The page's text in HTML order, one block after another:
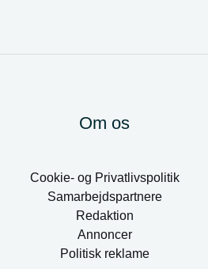
Om os
Cookie- og Privatlivspolitik
Samarbejdspartnere
Redaktion
Annoncer
Politisk reklame